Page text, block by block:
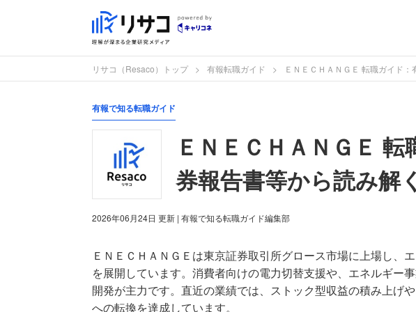
リサコ（Resaco）トップ 有報転職ガイド ＥＮＥＣＨＡＮＧＥ 転職ガイド
有報で知る転職ガイド
ＥＮＥＣＨＡＮＧＥ
券報告書等から読み解
2026年06月24日 更新 | 有報で知る転職ガイド編集部
ＥＮＥＣＨＡＮＧＥは東京証券取引所グロース市場に上場し、
を展開しています。消費者向けの電力切替支援や、エネルギー
開発が主力です。直近の業績では、ストック型収益の積み上げ
への転換を達成しています。